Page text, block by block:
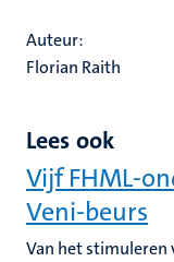
Auteur:
Florian Raith
Lees ook
Vijf FHML-
Veni-beurs
Van het